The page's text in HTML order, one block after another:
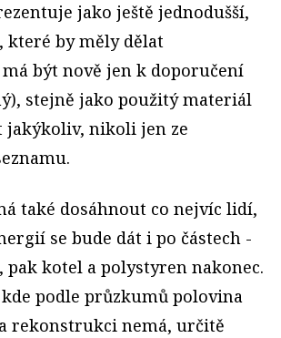
jako ještě jednodušší,
které by měly dělat
být nově jen k doporučení
stejně jako použitý materiál
jakýkoliv, nikoli jen ze
také dosáhnout co nejvíc lidí,
se bude dát i po částech -
pak kotel a polystyren nakonec.
kde podle průzkumů polovina
rekonstrukci nemá, určitě